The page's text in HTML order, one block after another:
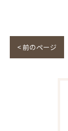
< 前のページ